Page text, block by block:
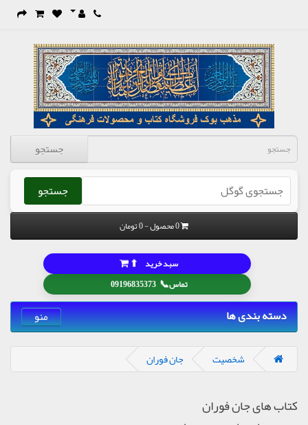
جستجو
جستجو
0 محصول - 0 تومان
تماس📞
09196835373
سبد خرید ⬆
دسته بندی ها منو
شخصیت جان فوران
کتاب های جان فوران